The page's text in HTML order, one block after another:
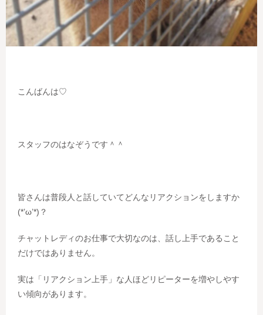
こんばんは♡
スタッフのはなぞうです＾＾
皆さんは普段人と話していてどんなリアクションをしますか
(*’ω’*)？
チャットレディのお仕事で大切なのは、話し上手であること
だけではありません。
実は「リアクション上手」な人ほどリピーターを増やしやす
い傾向があります。